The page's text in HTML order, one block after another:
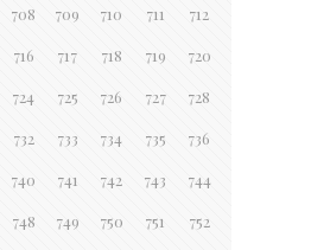
708 709 710 711 712
716 717 718 719 720
724 725 726 727 728
732 733 734 735 736
740 741 742 743 744
748 749 750 751 752